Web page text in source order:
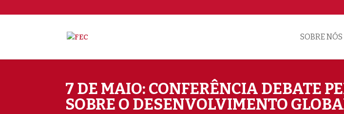
SOBRE NÓS
7 DE MAIO: CONFERÊNCIA DEBATE
SOBRE O DESENVOLVIMENTO